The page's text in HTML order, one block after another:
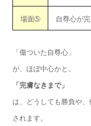
場面➄ 自尊心が
「傷ついた自尊心」
が、ほぼ中心かと。
「完膚なきまで」
は、どうしても勝負や
されます。